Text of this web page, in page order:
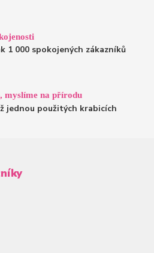
1 000 spokojených zákazníků
myslíme na přírodu
jednou použitých krabicích